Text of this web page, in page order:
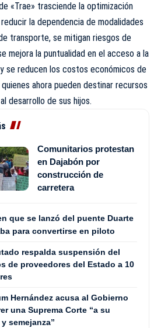
«Trae» trasciende la optimización
la dependencia de modalidades
transporte, se mitigan riesgos de
mejora la puntualidad en el acceso a la
y se reducen los costos económicos de
quienes ahora pueden destinar recursos
desarrollo de sus hijos.
Comunitarios protestan
en Dajabón por
construcción de
carretera
que se lanzó del puente Duarte
para convertirse en piloto
respalda suspensión del
de proveedores del Estado a 10
Hernández acusa al Gobierno
una Suprema Corte “a su
semejanza”